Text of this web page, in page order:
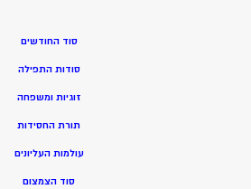
סוד החודשים
סודות התפילה
זוגיות ומשפחה
תורת החסידות
עולמות העליונים
סוד הצמצום